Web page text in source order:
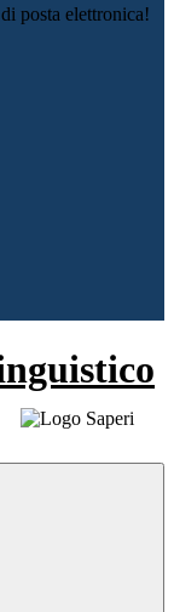
posta elettronica!